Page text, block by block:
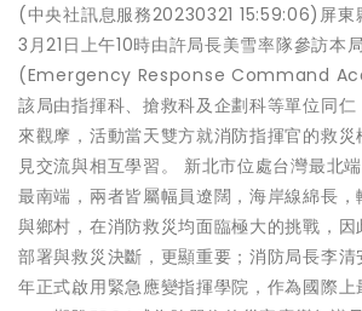
(中央社訊息服務20230321 15:59:06)屏東
3月21日上午10時由許局長美雪率隊參訪本
(Emergency Response Command
該局由指揮科、搶救科及企劃科等單位同仁
來觀摩，活動當天雙方就消防指揮官的救
見交流與相互學習。 新北市位處台灣最北
最南端，兩者皆屬幅員遼闊，海岸線綿長
與鄉村，在消防救災均面臨極大的挑戰，
部署與救災決斷，更顯重要；消防局長李
年正式啟用緊急應變指揮學院，作為國際上